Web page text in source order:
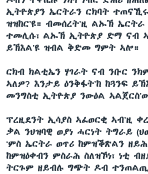
ኢትዮጵያን ኤርትራን ርክባት
ዝዝከር’ዩ። ብመሰረት’ዚ ልኡኽ
ተመሊሱ፣ ልኡኽ ኢትዮጵያ ድማ ናብ
ይኽእል’ዩ ዝብል ቅድመ ግምት ኣሎ።
ርክብ ክልቲኤን ሃገራት ናብ ንቡር
ኣለዎ? እንታይ ዕንቅፋት’ከ ከጓንፍ
መንግስቲ ኢትዮጵያ ንውዕል
ፕረዚደንት ኢሳያስ ኣፈወርቂ ኣብ’ዚ
ቃል ንህዝባዊ ወያነ ሓርነት ትግራይ
‘ምስ ኤርትራ ወጥሪ ከምዝቕጽልን
ከምዝዕቀብን ምስራሕ ስለዝኾነ፣ ነቲ
ትርጉም ዘይብሉ ግጭት ዶብ